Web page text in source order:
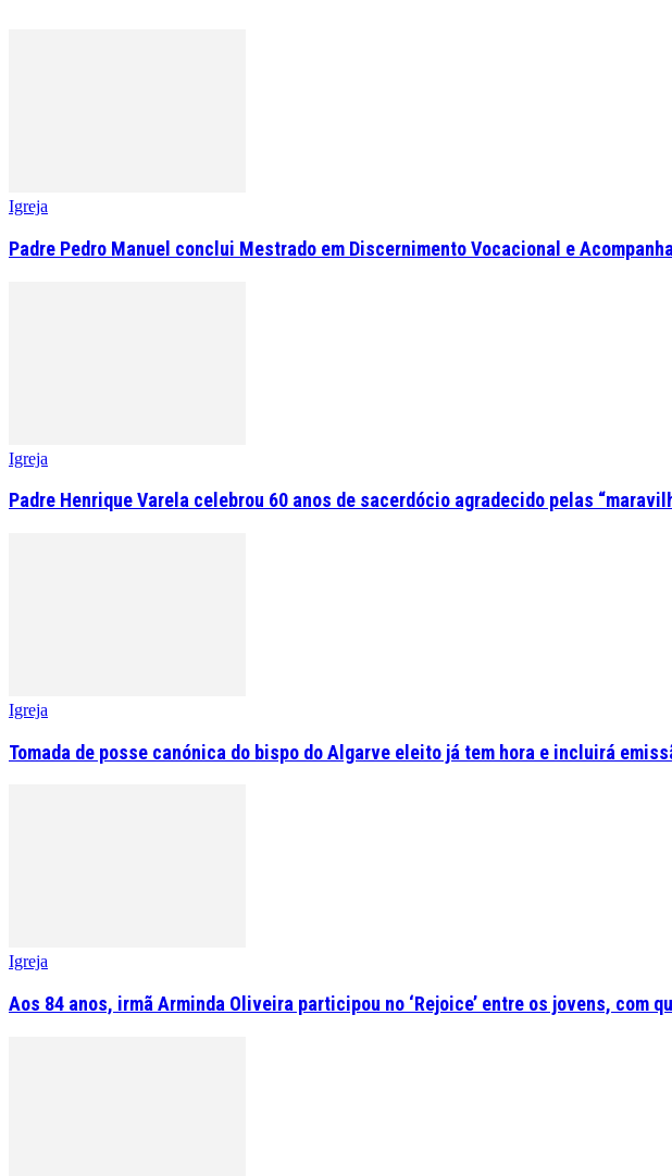
Igreja
Padre Pedro Manuel conclui Mestrado em Discernimento Vocacional e
Igreja
Padre Henrique Varela celebrou 60 anos de sacerdócio agradecido pelas
Igreja
Tomada de posse canónica do bispo do Algarve eleito já tem hora e incluirá
Igreja
Aos 84 anos, irmã Arminda Oliveira participou no ‘Rejoice’ entre os jovens, com